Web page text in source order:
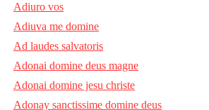
Adiuro vos
Adiuva me domine
Ad laudes salvatoris
Adonai domine deus magne
Adonai domine jesu christe
Adonay sanctissime domine deus